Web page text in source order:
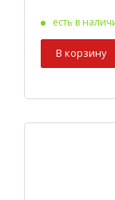
есть в
В корзину